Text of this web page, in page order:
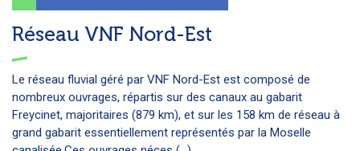
Réseau VNF Nord-Est
Le réseau fluvial géré par VNF Nord-Est est composé de
nombreux ouvrages, répartis sur des canaux au gabarit
Freycinet, majoritaires (879 km), et sur les 158 km de réseau à
grand gabarit essentiellement représentés par la Moselle